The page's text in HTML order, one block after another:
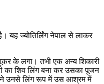
यह ज्योतिर्लिंग नेपाल से लाकर
के लगा। तभी एक अन्य शिकारी
का शिव लिंग बना कर उसका पूजन
ने उनसे लिंग रूप में उस आश्रम में